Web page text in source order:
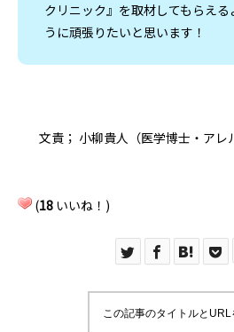
クリニック』を取材してもらえる
うに頑張りたいと思います！
文責； 小柳貴人（医学博士・ア
(18 いいね！)
この記事のタイトルとURL